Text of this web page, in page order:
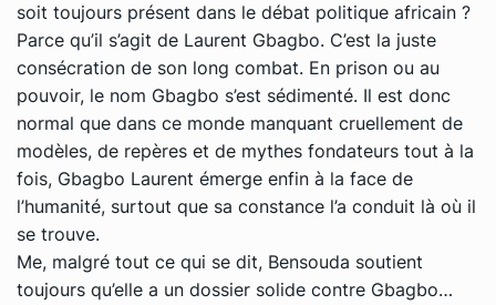
soit toujours présent dans le débat politique africain ?
Parce qu’il s’agit de Laurent Gbagbo. C’est la juste
consécration de son long combat. En prison ou au
pouvoir, le nom Gbagbo s’est sédimenté. Il est donc
normal que dans ce monde manquant cruellement de
modèles, de repères et de mythes fondateurs tout à la
fois, Gbagbo Laurent émerge enfin à la face de
l’humanité, surtout que sa constance l’a conduit là où il
se trouve.
Me, malgré tout ce qui se dit, Bensouda soutient
toujours qu’elle a un dossier solide contre Gbagbo…